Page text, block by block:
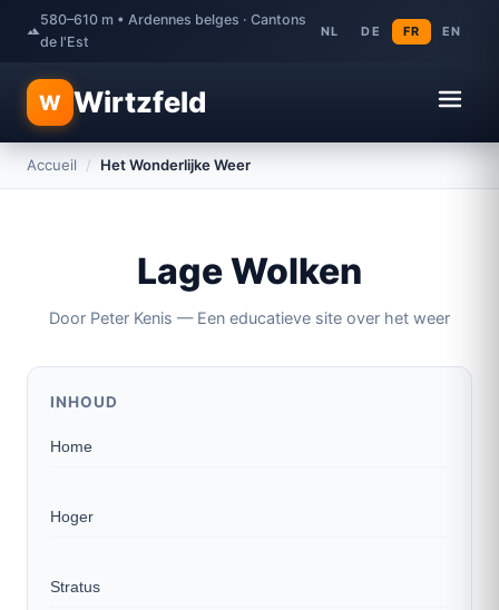
580–610 m • Ardennes belges · Cantons
de l'Est
NL DE FR EN
W Wirtzfeld
Accueil / Het Wonderlijke Weer
Lage Wolken
Door Peter Kenis — Een educatieve site over het weer
INHOUD
Home
Hoger
Stratus